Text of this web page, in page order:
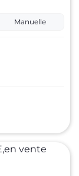
Manuelle